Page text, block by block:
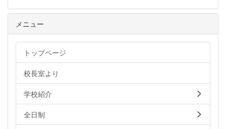
メニュー
トップページ
校長室より
学校紹介
全日制